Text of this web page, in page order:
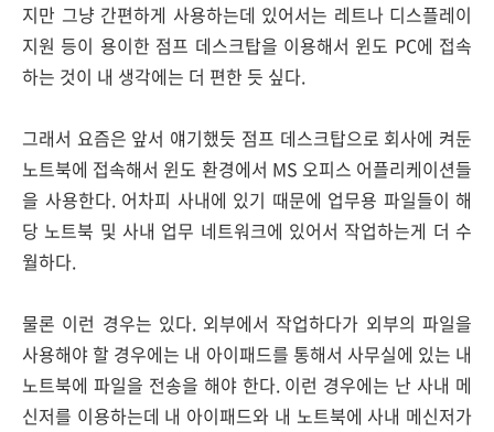
지만 그냥 간편하게 사용하는데 있어서는 레트나 디스플레이
지원 등이 용이한 점프 데스크탑을 이용해서 윈도 PC에 접속
하는 것이 내 생각에는 더 편한 듯 싶다.
그래서 요즘은 앞서 얘기했듯 점프 데스크탑으로 회사에 켜둔
노트북에 접속해서 윈도 환경에서 MS 오피스 어플리케이션들
을 사용한다. 어차피 사내에 있기 때문에 업무용 파일들이 해
당 노트북 및 사내 업무 네트워크에 있어서 작업하는게 더 수
월하다.
물론 이런 경우는 있다. 외부에서 작업하다가 외부의 파일을
사용해야 할 경우에는 내 아이패드를 통해서 사무실에 있는 내
노트북에 파일을 전송을 해야 한다. 이런 경우에는 난 사내 메
신저를 이용하는데 내 아이패드와 내 노트북에 사내 메신저가